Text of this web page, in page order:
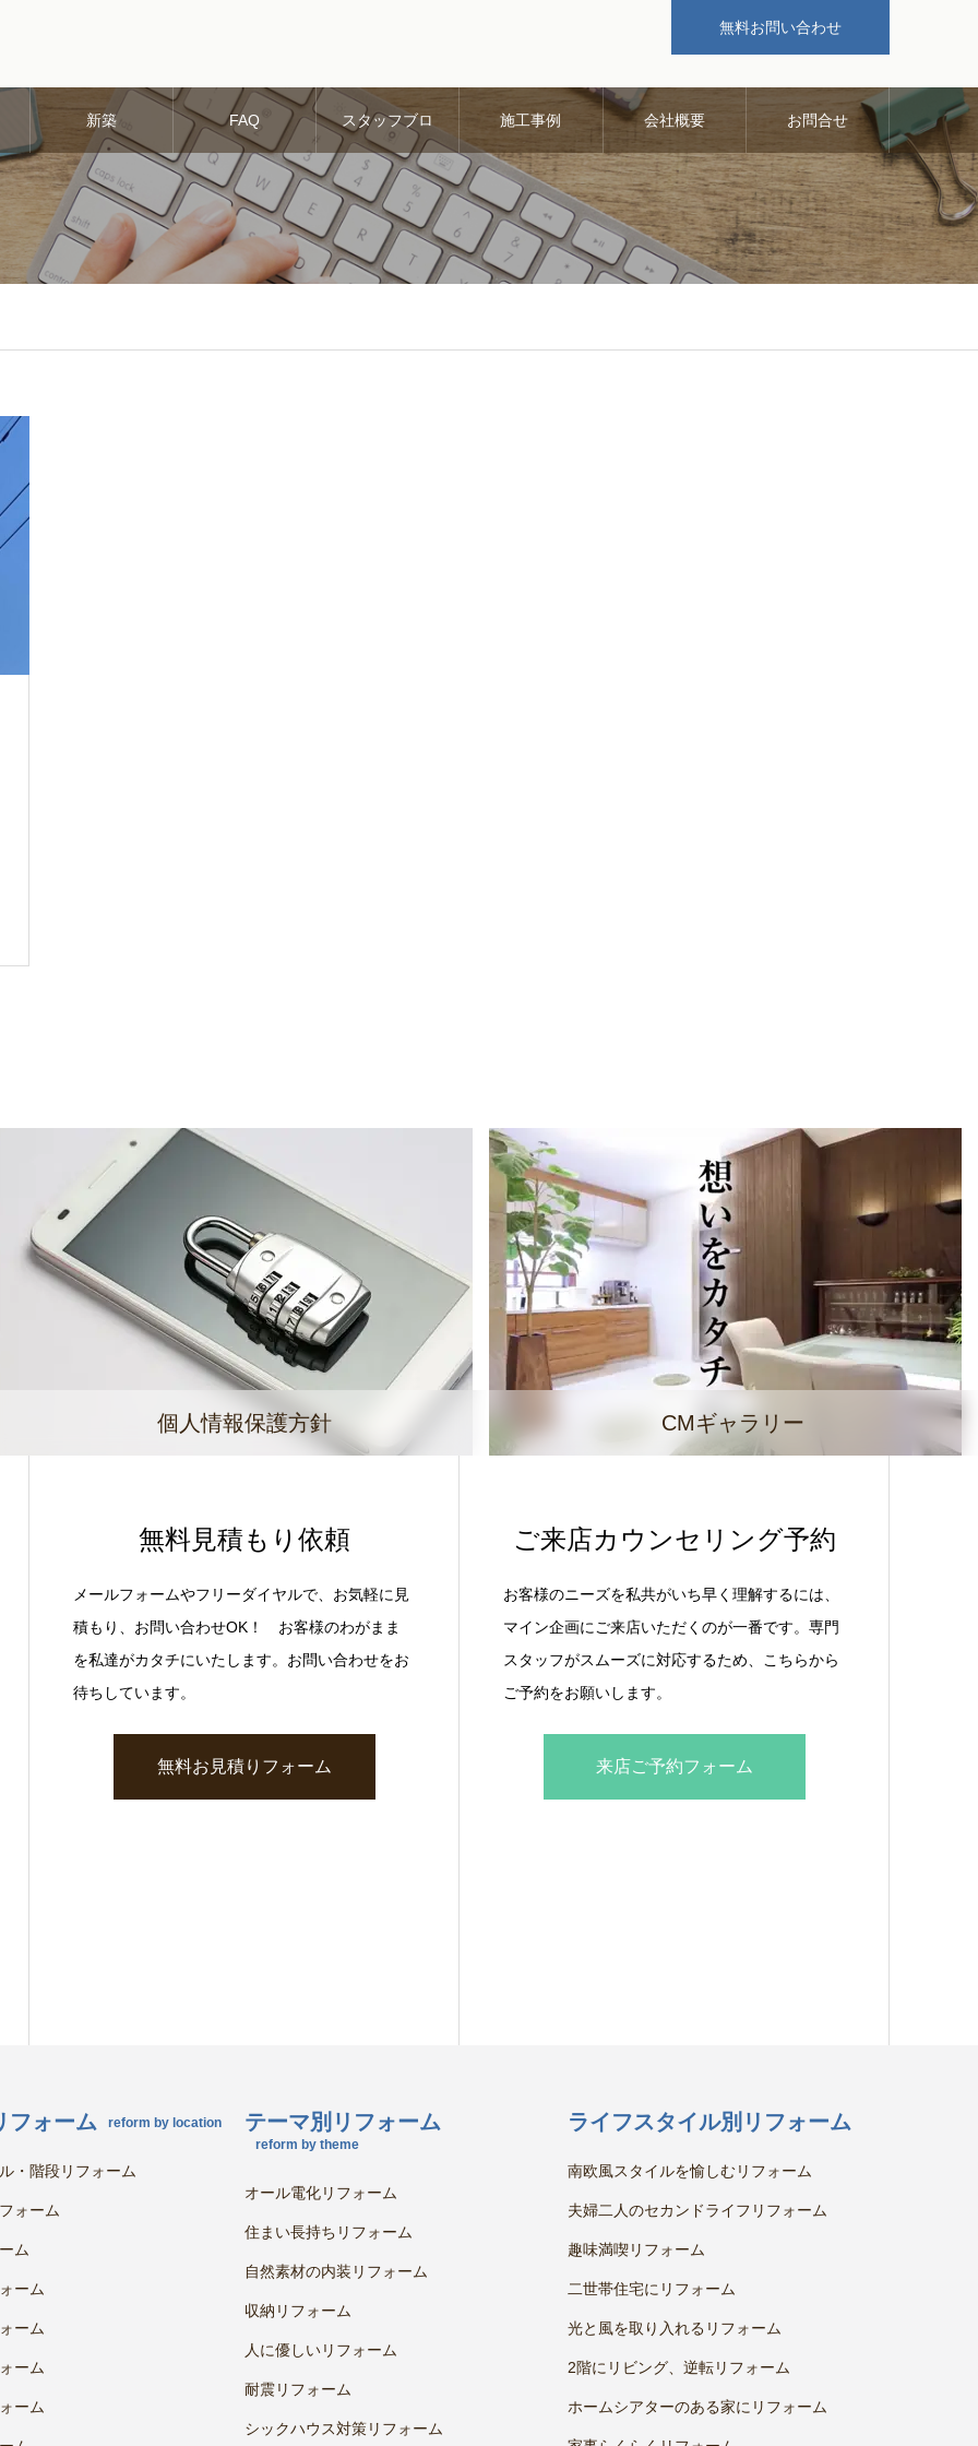
無料お問い合わせ
新築 FAQ スタッフブロ
グ
施工事例 会社概要 お問合せ
個人情報保護方針 CMギャラリー
無料見積もり依頼
メールフォームやフリーダイヤルで、お気軽に見
積もり、お問い合わせOK！ お客様のわがまま
を私達がカタチにいたします。お問い合わせをお
待ちしています。
無料お見積りフォーム
ご来店カウンセリング予約
お客様のニーズを私共がいち早く理解するには、
マイン企画にご来店いただくのが一番です。専門
スタッフがスムーズに対応するため、こちらから
ご予約をお願いします。
来店ご予約フォーム
フォーム reform by location
・階段リフォーム
ォーム
ム
ーム
ーム
ーム
ーム
テーマ別リフォーム
reform by theme
オール電化リフォーム
住まい長持ちリフォーム
自然素材の内装リフォーム
収納リフォーム
人に優しいリフォーム
耐震リフォーム
シックハウス対策リフォーム
ライフスタイル別リフォーム
南欧風スタイルを愉しむリフォーム
夫婦二人のセカンドライフリフォーム
趣味満喫リフォーム
二世帯住宅にリフォーム
光と風を取り入れるリフォーム
2階にリビング、逆転リフォーム
ホームシアターのある家にリフォーム